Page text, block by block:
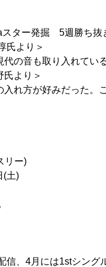
ター発掘 5週勝ち抜
氏より＞
代の音も取り入れてい
より＞
入れ方が好みだった。
リー)
土)
信、4月には1stシン